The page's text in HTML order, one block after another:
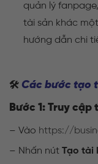
quản lý
tài sản khác
hướng dẫn chi
🛠️ Các bước tạo
Bước 1: Truy cập
– Vào https://
– Nhấn nút Tạo tài